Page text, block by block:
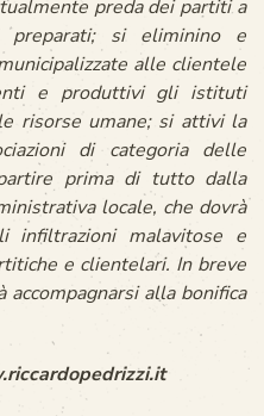
preda dei partiti a
preparati; si eliminino e
alle clientele
e produttivi gli istituti
risorse umane; si attivi la
di categoria delle
prima di tutto dalla
locale, che dovrà
infiltrazioni malavitose e
e clientelari. In breve
alla bonifica